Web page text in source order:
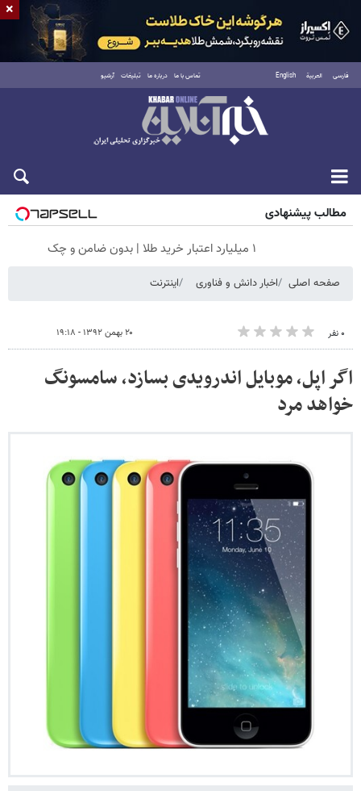
فارسی العربية English تماس با ما درباره ما تبلیغات آرشیو
جمعه ۱۶ مرداد ۱۴۰۵
مطالب پیشنهادی
۱ میلیارد اعتبار خرید طلا | بدون ضامن و چک
صفحه اصلی اخبار دانش و فناوری اینترنت
۰ نفر ۲۰ بهمن ۱۳۹۲ - ۱۹:۱۸
اگر اپل، موبایل اندرویدی بسازد، سامسونگ
خواهد مرد
×